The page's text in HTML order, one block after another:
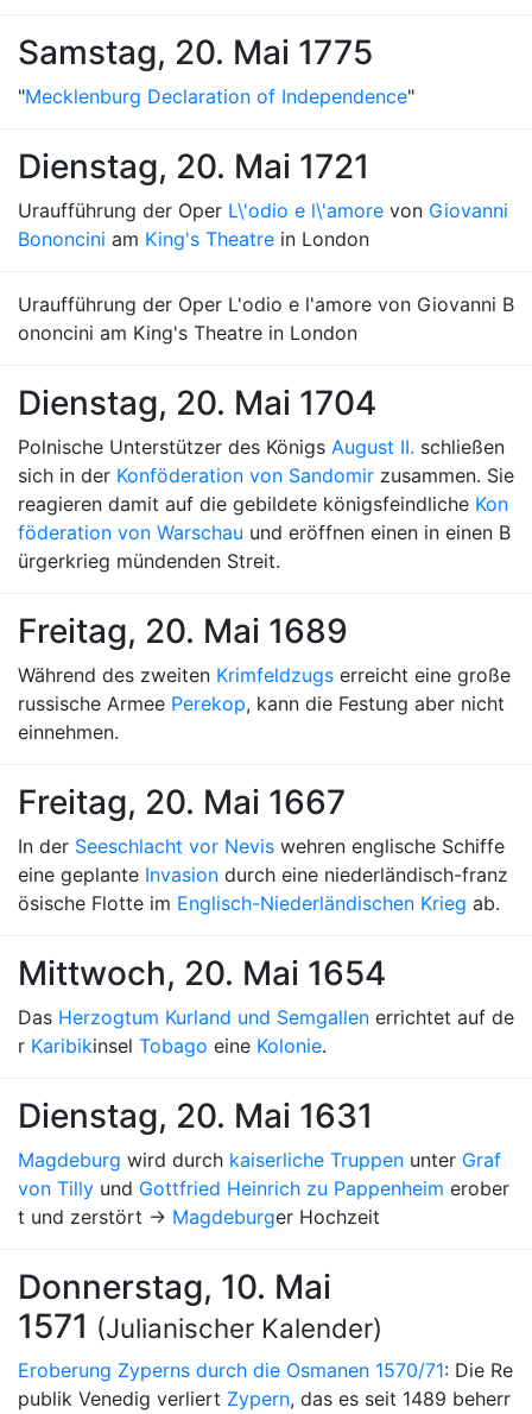
Samstag, 20. Mai 1775
"Mecklenburg Declaration of Independence"
Dienstag, 20. Mai 1721
Uraufführung der Oper L\'odio e l\'amore von Giovanni
Bononcini am King's Theatre in London
Uraufführung der Oper L'odio e l'amore von Giovanni B
ononcini am King's Theatre in London
Dienstag, 20. Mai 1704
Polnische Unterstützer des Königs August II. schließen
sich in der Konföderation von Sandomir zusammen. Sie
reagieren damit auf die gebildete königsfeindliche Kon
föderation von Warschau und eröffnen einen in einen B
ürgerkrieg mündenden Streit.
Freitag, 20. Mai 1689
Während des zweiten Krimfeldzugs erreicht eine große
russische Armee Perekop, kann die Festung aber nicht
einnehmen.
Freitag, 20. Mai 1667
In der Seeschlacht vor Nevis wehren englische Schiffe
eine geplante Invasion durch eine niederländisch-franz
ösische Flotte im Englisch-Niederländischen Krieg ab.
Mittwoch, 20. Mai 1654
Das Herzogtum Kurland und Semgallen errichtet auf de
r Karibikinsel Tobago eine Kolonie.
Dienstag, 20. Mai 1631
Magdeburg wird durch kaiserliche Truppen unter Graf
von Tilly und Gottfried Heinrich zu Pappenheim erober
t und zerstört → Magdeburger Hochzeit
Donnerstag, 10. Mai
1571 (Julianischer Kalender)
Eroberung Zyperns durch die Osmanen 1570/71: Die Re
publik Venedig verliert Zypern, das es seit 1489 beherr